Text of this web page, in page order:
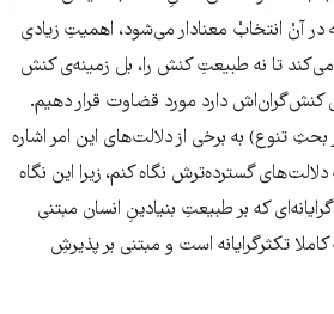
آنْ انتخابْ معنادار می‌شود، اهمیتِ زیادی
می‌کند تا نه طبیعتِ کنش را، بل زمینه‌ی کنش
کنش‌گران‌اش دارد مورد قضاوت قرار دهیم.
تنوع) به برخی از دلالت‌های این امر اشاره
گسترده‌ترش نگاه کنم، زیرا این نگاه
که بر طبیعتِ بنیادینِ انسان مبتنی
تکثرگرایانه است و مبتنی بر پذیرشِ